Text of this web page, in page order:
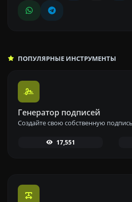
ПОПУЛЯРНЫЕ ИНСТРУМЕНТЫ
Генератор подписей
17,551